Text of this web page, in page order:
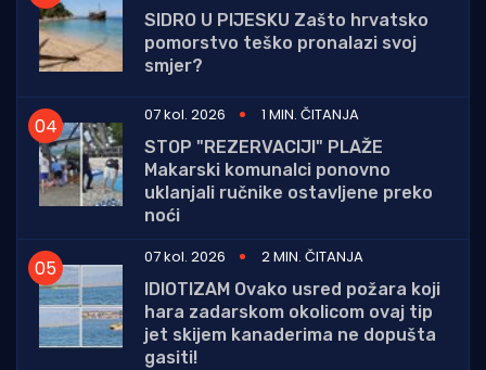
SIDRO U PIJESKU Zašto hrvatsko
pomorstvo teško pronalazi svoj
smjer?
07 kol. 2026
1 MIN. ČITANJA
STOP "REZERVACIJI" PLAŽE
Makarski komunalci ponovno
uklanjali ručnike ostavljene preko
noći
07 kol. 2026
2 MIN. ČITANJA
IDIOTIZAM Ovako usred požara koji
hara zadarskom okolicom ovaj tip
jet skijem kanaderima ne dopušta
gasiti!